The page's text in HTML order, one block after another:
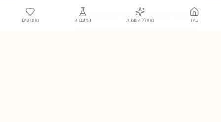
האם השם סרג' מתאים לשימוש בינלאומי?
בית מחולל השמות המעבדה מועדפים